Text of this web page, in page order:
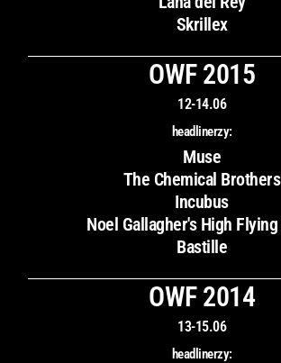
Skrillex
OWF 2015
12-14.06
headlinerzy:
Muse
The Chemical Brothers
Incubus
Noel Gallagher's High
Bastille
OWF 2014
13-15.06
headlinerzy: